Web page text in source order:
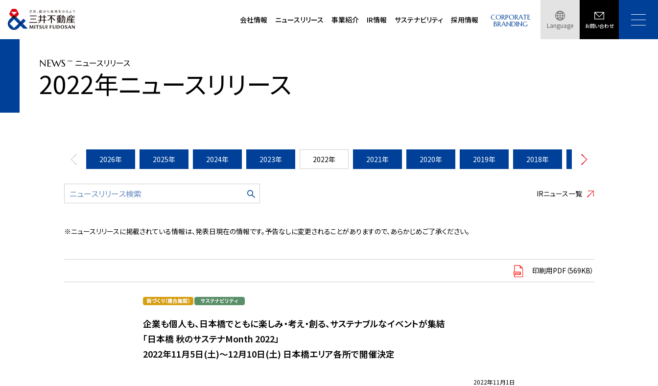
会社情報 ニュースリリース 事業紹介 IR情報 サステナビリティ 採用情報 CORPORATE
BRANDING Language お問い合わせ
トップページ ニュースリリース
NEWS ニュースリリース
2022年ニュースリリース
2026年 2025年 2024年 2023年 2022年 2021年 2020年 2019年 2018年 2017年
IRニュース一覧
※ニュースリリースに掲載されている情報は、発表日現在の情報です。予告なしに変更されることがありますので、あらかじめご了承ください。
印刷用PDF（569KB）
企業も個人も、日本橋でともに楽しみ・考え・創る、サステナブルなイベントが集結
「日本橋 秋のサステナMonth 2022」
2022年11月5日(土)～12月10日(土) 日本橋エリア各所で開催決定
2022年11月1日